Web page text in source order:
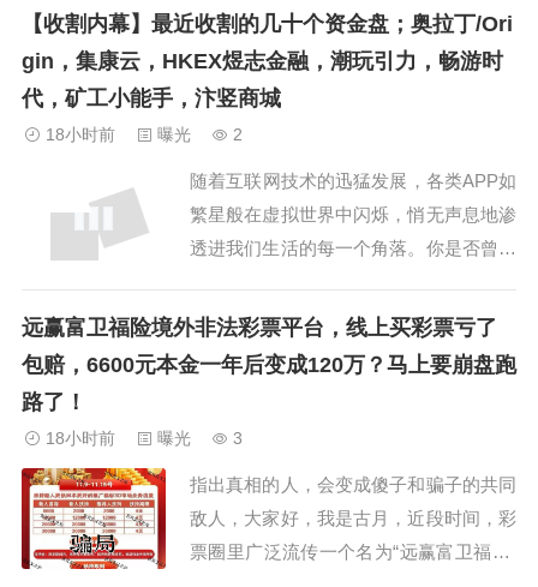
个盘昊天也是预警了好几次了，相信粉丝
都已经安全撤离了，操盘手李睿信昨日又
圈了一波，彻底崩盘跑路了，跑路的借口
是被“黑客”攻击了…聚通交易所合约跟单
类资金盘骗...
【收割内幕】最近收割的几十个资金盘；奥拉丁/Ori
gin，集康云，HKEX煜志金融，潮玩引力，畅游时
代，矿工小能手，汴竖商城
18小时前 曝光 2
随着互联网技术的迅猛发展，各类APP如
繁星般在虚拟世界中闪烁，悄无声息地渗
透进我们生活的每一个角落。你是否曾遇
刷广告赚米、挖K赚米、点赞赚米、购物
返积分赚米、游戏打金赚米、基金跟投赚
米……种类繁多，五花八门，表面拥有造
这些看似...
远赢富卫福险境外非法彩票平台，线上买彩票亏了
包赔，6600元本金一年后变成120万？马上要崩盘跑
路了！
18小时前 曝光 3
指出真相的人，会变成傻子和骗子的共同
敌人，大家好，我是古月，近段时间，彩
票圈里广泛流传一个名为“远赢富卫福险”